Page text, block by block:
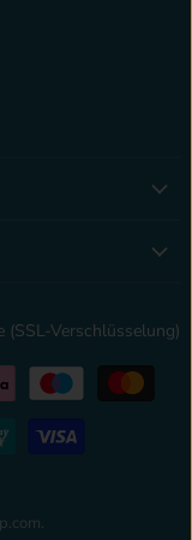
(SSL-Verschlüsselung)